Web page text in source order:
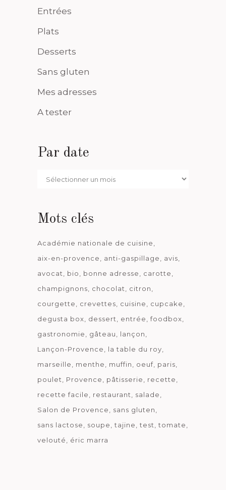
Entrées
Plats
Desserts
Sans gluten
Mes adresses
A tester
Par date
Par
Mots clés
Académie nationale de cuisine
aix-en-provence
anti-gaspillage
avis
avocat
bio bonne adresse
carotte
champignons
chocolat
citron
courgette
crevettes cuisine
cupcake
degusta box
dessert entrée
foodbox
gastronomie
gâteau
lançon
Lançon-Provence
la table du roy
marseille
menthe muffin oeuf paris
poulet
Provence pâtisserie
recette
recette facile
restaurant
salade
Salon de Provence
sans gluten
sans lactose
soupe tajine test tomate
velouté
éric marra